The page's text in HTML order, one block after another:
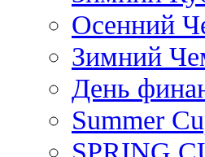
Осенний
Зимний
День
Summer